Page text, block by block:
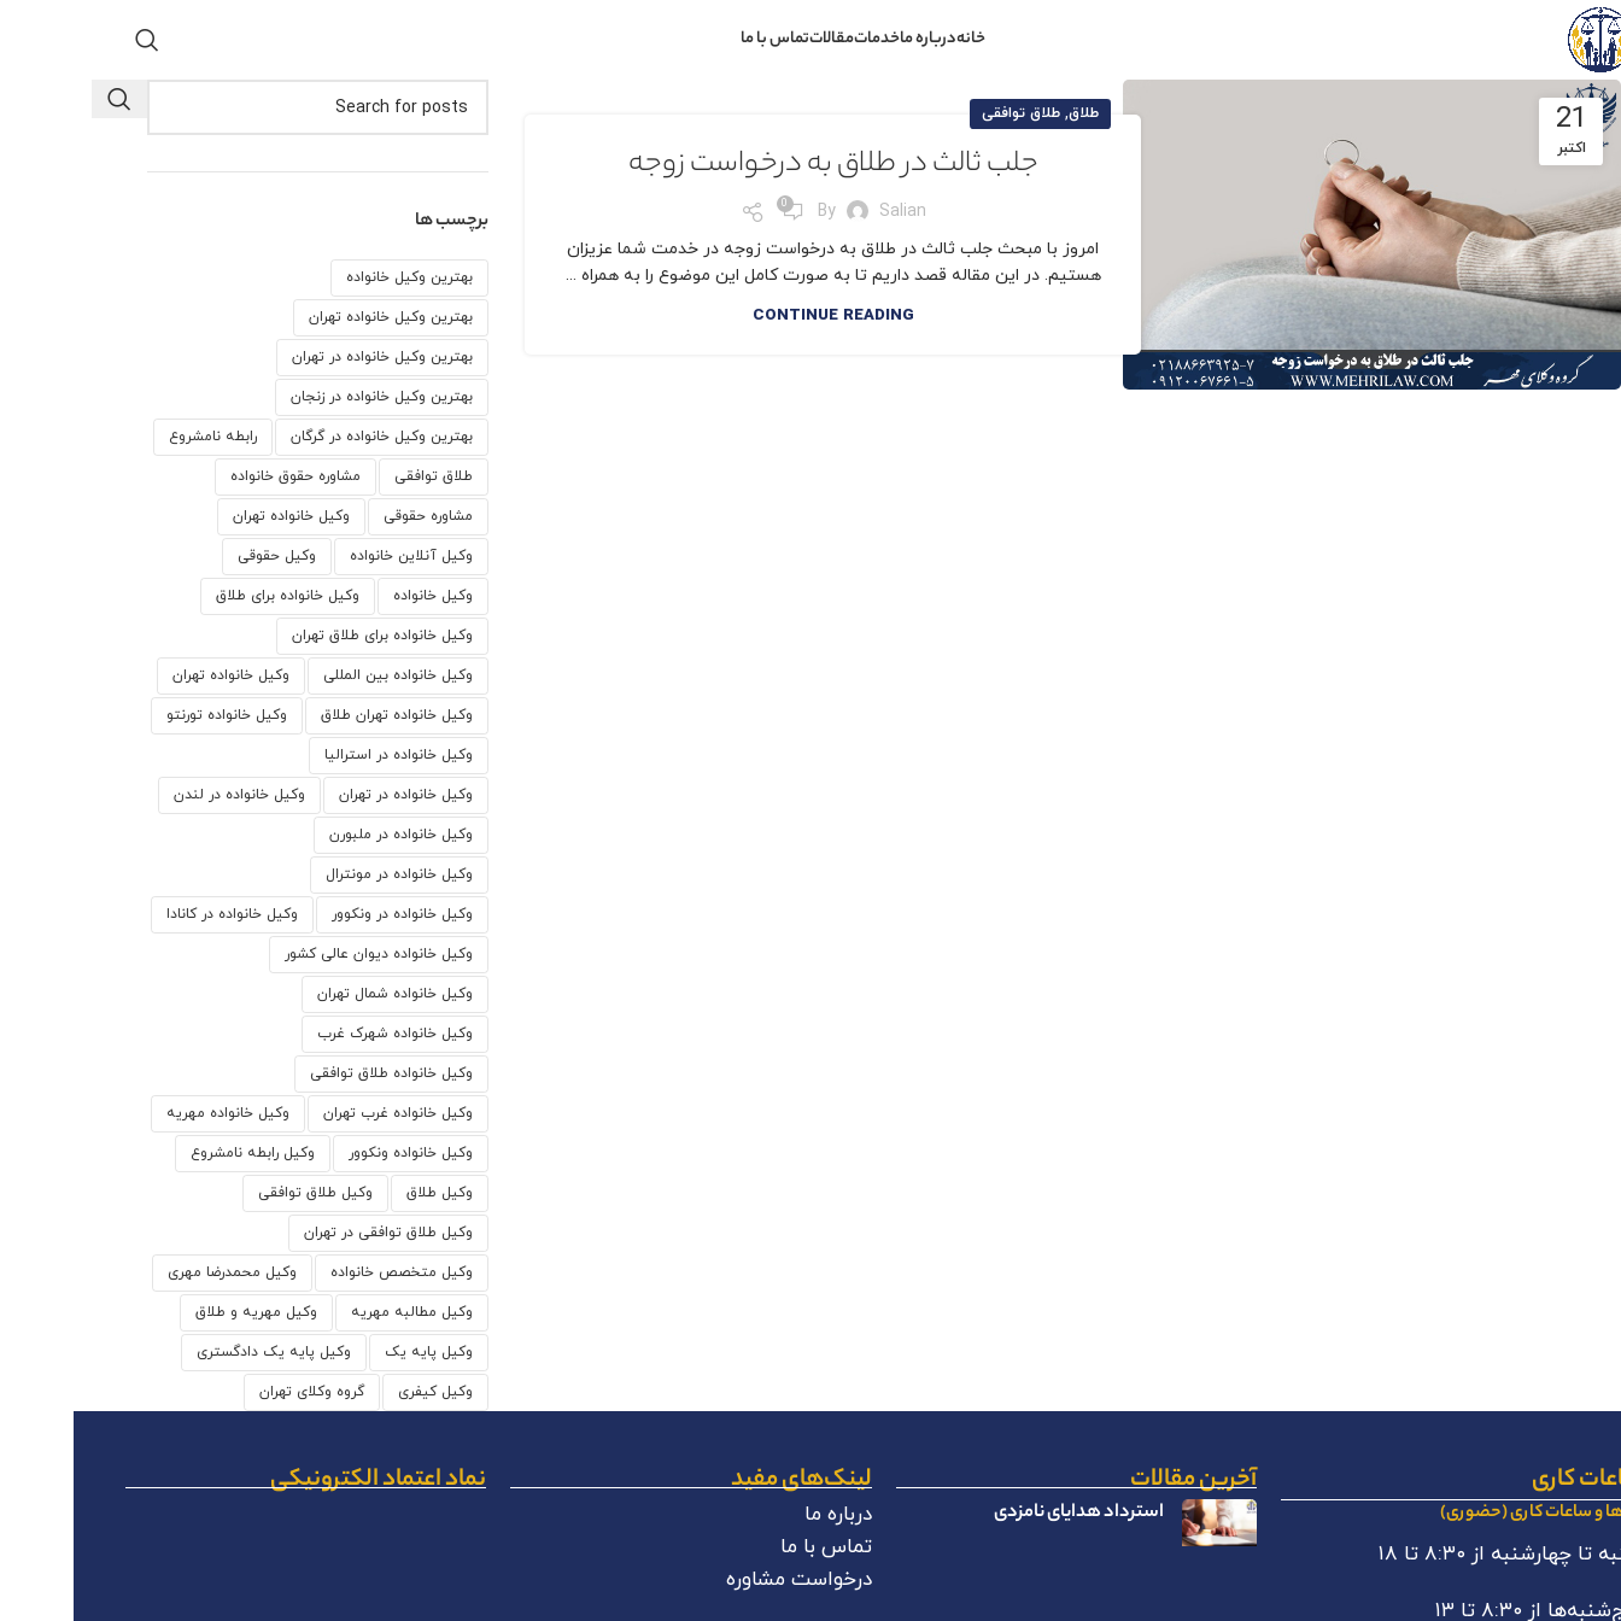
خانهدرباره ماخدماتمقالاتتماس با ما
21
اکتبر
طلاق, طلاق توافقی
جلب ثالث در طلاق به درخواست زوجه
By Salian
0
امروز با مبحث جلب ثالث در طلاق به درخواست زوجه در خدمت شما عزیزان
هستیم. در این مقاله قصد داریم تا به صورت کامل این موضوع را به همراه ...
CONTINUE READING
برچسب ها
بهترین وکیل خانواده
بهترین وکیل خانواده تهران
بهترین وکیل خانواده در تهران
بهترین وکیل خانواده در زنجان
بهترین وکیل خانواده در گرگان رابطه نامشروع
طلاق توافقی مشاوره حقوق خانواده
مشاوره حقوقی وكيل خانواده تهران
وکیل آنلاین خانواده وکیل حقوقی
وکیل خانواده وکیل خانواده برای طلاق
وکیل خانواده برای طلاق تهران
وکیل خانواده بین المللی وکیل خانواده تهران
وکیل خانواده تهران طلاق وکیل خانواده تورنتو
وکیل خانواده در استرالیا
وکیل خانواده در تهران وکیل خانواده در لندن
وکیل خانواده در ملبورن
وکیل خانواده در مونترال
وکیل خانواده در ونکوور وکیل خانواده در کانادا
وکیل خانواده دیوان عالی کشور
وکیل خانواده شمال تهران
وکیل خانواده شهرک غرب
وکیل خانواده طلاق توافقی
وکیل خانواده غرب تهران وکیل خانواده مهریه
وکیل خانواده ونکوور وکیل رابطه نامشروع
وکیل طلاق وکیل طلاق توافقی
وکیل طلاق توافقی در تهران
وکیل متخصص خانواده وکیل محمدرضا مهری
وکیل مطالبه مهریه وکیل مهریه و طلاق
وکیل پایه یک وکیل پایه یک دادگستری
وکیل کیفری گروه وکلای تهران
کاری
و ساعات کاری (حضوری)
تا چهارشنبه از ۸:۳۰ تا ۱۸
از ۸:۳۰ تا ۱۳
آخرین مقالات
استرداد هدایای نامزدی
لینک‌های مفید
درباره ما
تماس با ما
درخواست مشاوره
نماد اعتماد الکترونیکی